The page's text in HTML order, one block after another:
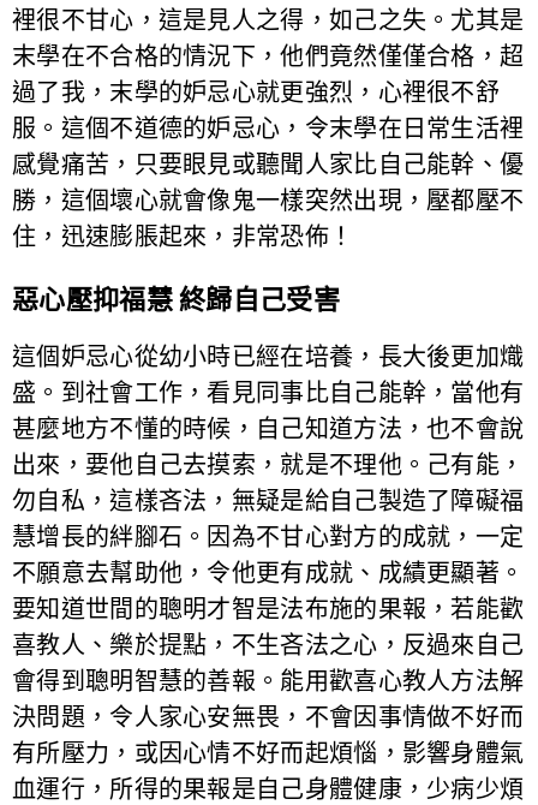
裡很不甘心，這是見人之得，如己之失。尤其是
末學在不合格的情況下，他們竟然僅僅合格，超
過了我，末學的妒忌心就更強烈，心裡很不舒
服。這個不道德的妒忌心，令末學在日常生活裡
感覺痛苦，只要眼見或聽聞人家比自己能幹、優
勝，這個壞心就會像鬼一樣突然出現，壓都壓不
住，迅速膨脹起來，非常恐佈！
惡心壓抑福慧 終歸自己受害
這個妒忌心從幼小時已經在培養，長大後更加熾
盛。到社會工作，看見同事比自己能幹，當他有
甚麼地方不懂的時候，自己知道方法，也不會說
出來，要他自己去摸索，就是不理他。己有能，
勿自私，這樣吝法，無疑是給自己製造了障礙福
慧增長的絆腳石。因為不甘心對方的成就，一定
不願意去幫助他，令他更有成就、成績更顯著。
要知道世間的聰明才智是法布施的果報，若能歡
喜教人、樂於提點，不生吝法之心，反過來自己
會得到聰明智慧的善報。能用歡喜心教人方法解
決問題，令人家心安無畏，不會因事情做不好而
有所壓力，或因心情不好而起煩惱，影響身體氣
血運行，所得的果報是自己身體健康，少病少煩